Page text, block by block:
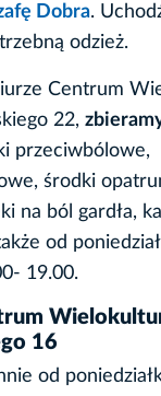
Dobra.
odzież.
Centrum
22,
przeciwbólowe,
środki
na ból gardła,
od
19.00.
16
od